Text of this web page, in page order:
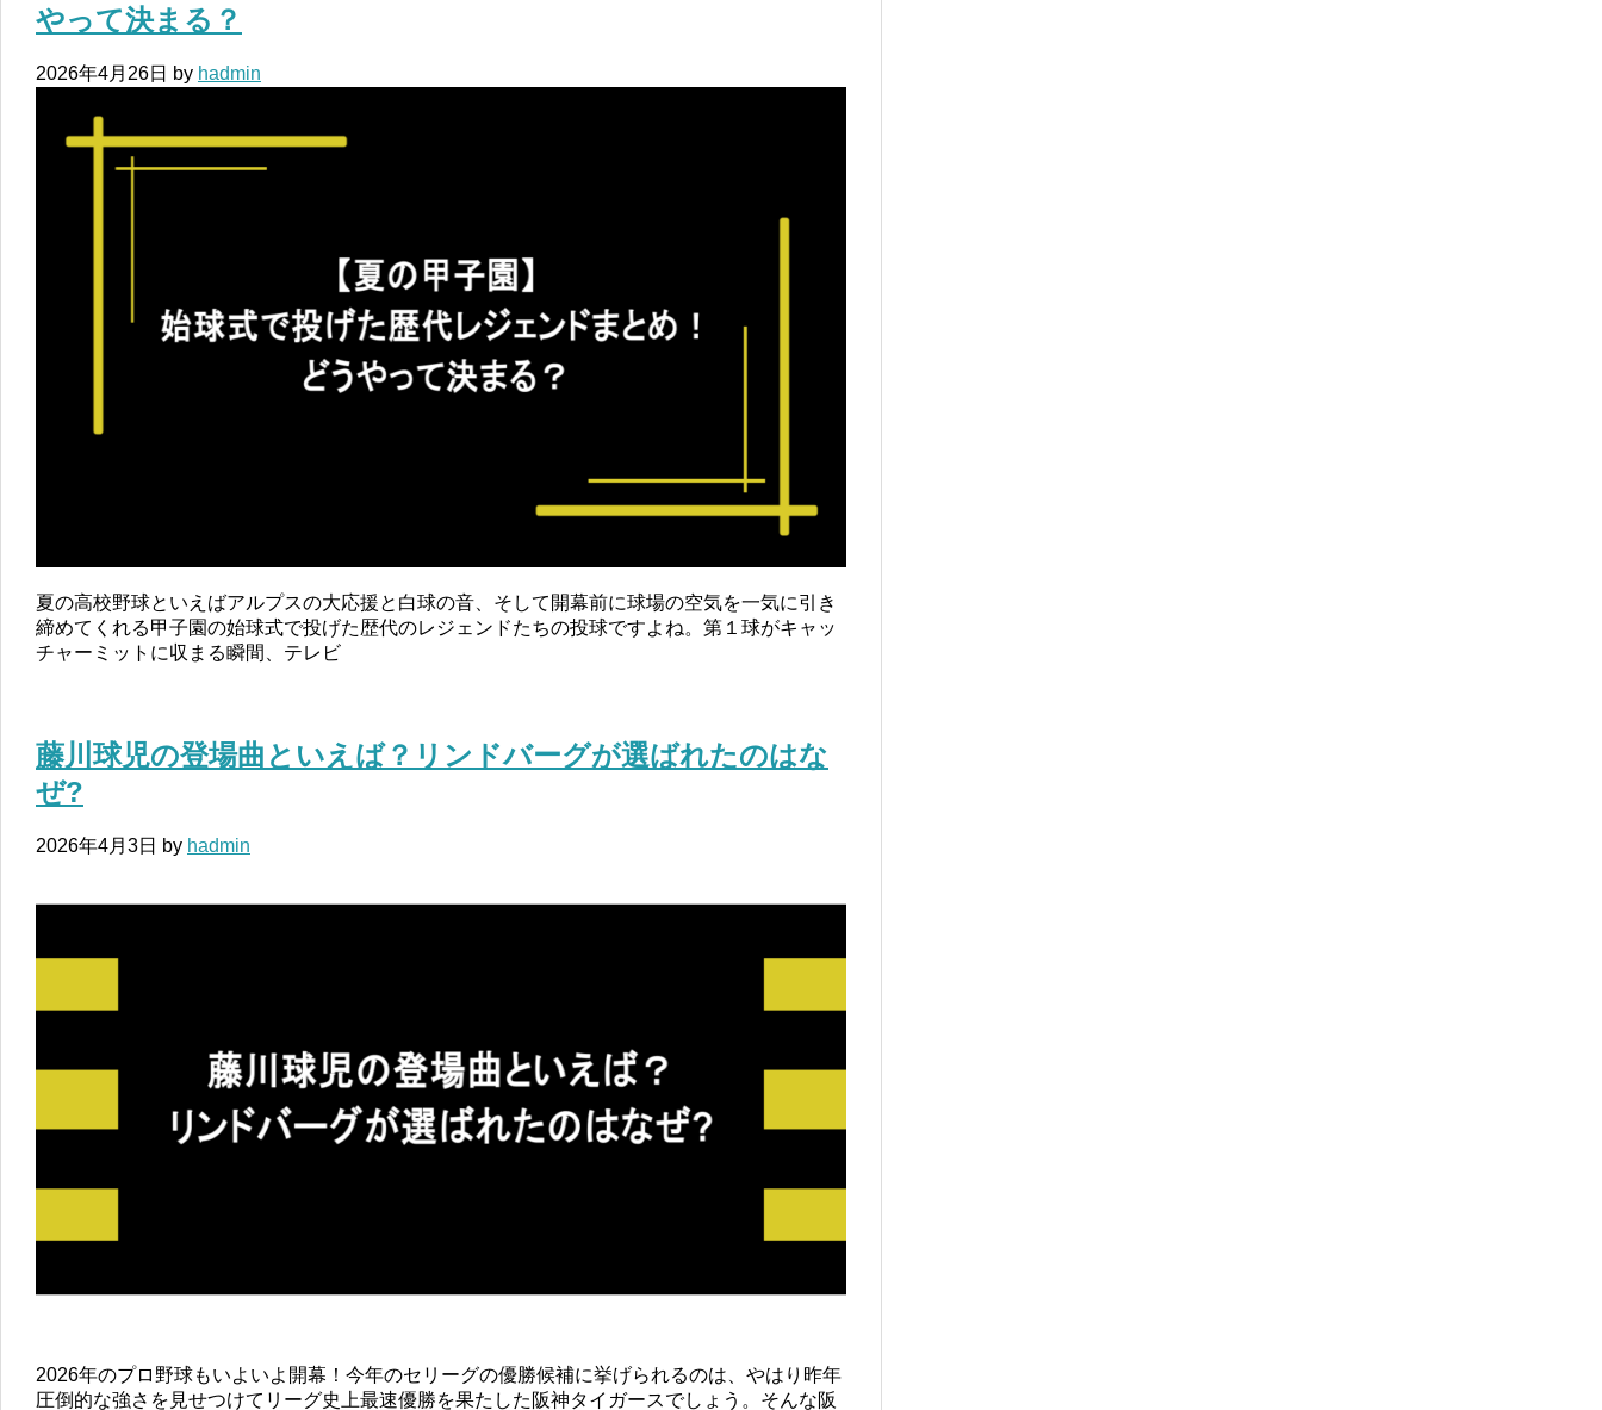
やって決まる？
2026年4月26日 by hadmin
夏の高校野球といえばアルプスの大応援と白球の音、そして開幕前に球場の空気を一気に引き
締めてくれる甲子園の始球式で投げた歴代のレジェンドたちの投球ですよね。第１球がキャッ
チャーミットに収まる瞬間、テレビ
藤川球児の登場曲といえば？リンドバーグが選ばれたのはな
ぜ?
2026年4月3日 by hadmin
2026年のプロ野球もいよいよ開幕！今年のセリーグの優勝候補に挙げられるのは、やはり昨年
圧倒的な強さを見せつけてリーグ史上最速優勝を果たした阪神タイガースでしょう。そんな阪